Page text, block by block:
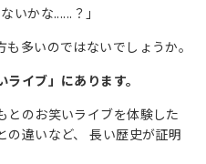
いかな......？」
多いのではないでしょうか。
イブ」にあります。
とのお笑いライブを体験した
の違いなど、 長い歴史が証明